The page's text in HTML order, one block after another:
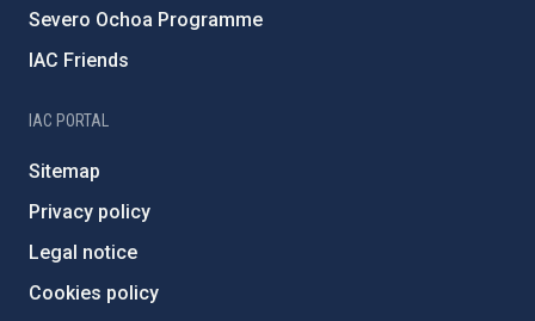
Severo Ochoa Programme
IAC Friends
IAC PORTAL
Sitemap
Privacy policy
Legal notice
Cookies policy